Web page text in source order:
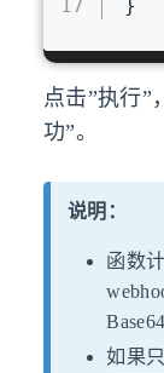
17
}
点击”执行”
功”。
说明：
函数
如果